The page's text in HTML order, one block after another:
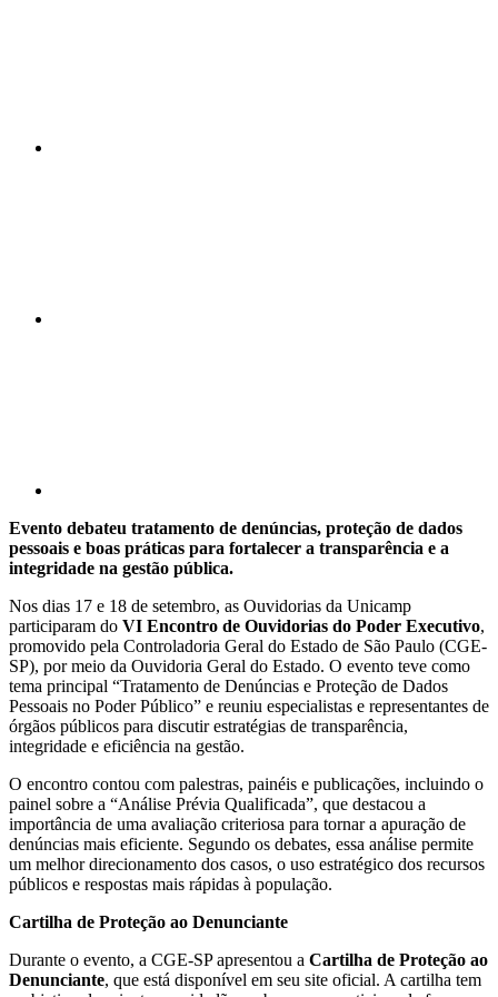
Evento debateu tratamento de denúncias, proteção de dados
pessoais e boas práticas para fortalecer a transparência e a
integridade na gestão pública.
Nos dias 17 e 18 de setembro, as Ouvidorias da Unicamp
participaram do VI Encontro de Ouvidorias do Poder Executivo,
promovido pela Controladoria Geral do Estado de São Paulo (CGE-
SP), por meio da Ouvidoria Geral do Estado. O evento teve como
tema principal “Tratamento de Denúncias e Proteção de Dados
Pessoais no Poder Público” e reuniu especialistas e representantes de
órgãos públicos para discutir estratégias de transparência,
integridade e eficiência na gestão.
O encontro contou com palestras, painéis e publicações, incluindo o
painel sobre a “Análise Prévia Qualificada”, que destacou a
importância de uma avaliação criteriosa para tornar a apuração de
denúncias mais eficiente. Segundo os debates, essa análise permite
um melhor direcionamento dos casos, o uso estratégico dos recursos
públicos e respostas mais rápidas à população.
Cartilha de Proteção ao Denunciante
Durante o evento, a CGE-SP apresentou a Cartilha de Proteção ao
Denunciante, que está disponível em seu site oficial. A cartilha tem